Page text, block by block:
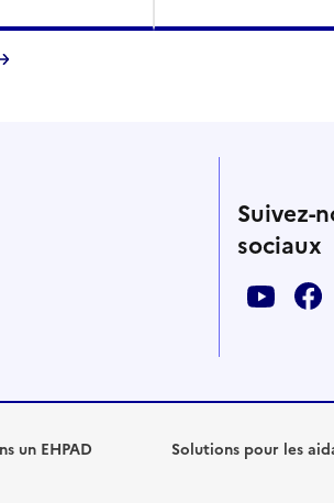
Suivez-
sociaux
un EHPAD Solutions pour les